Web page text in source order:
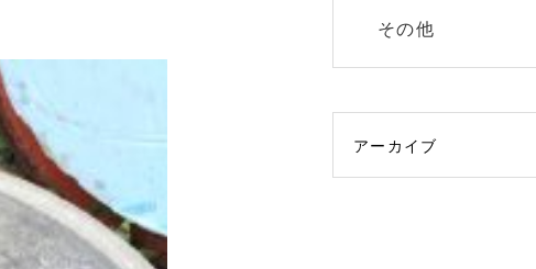
その他
アーカイブ